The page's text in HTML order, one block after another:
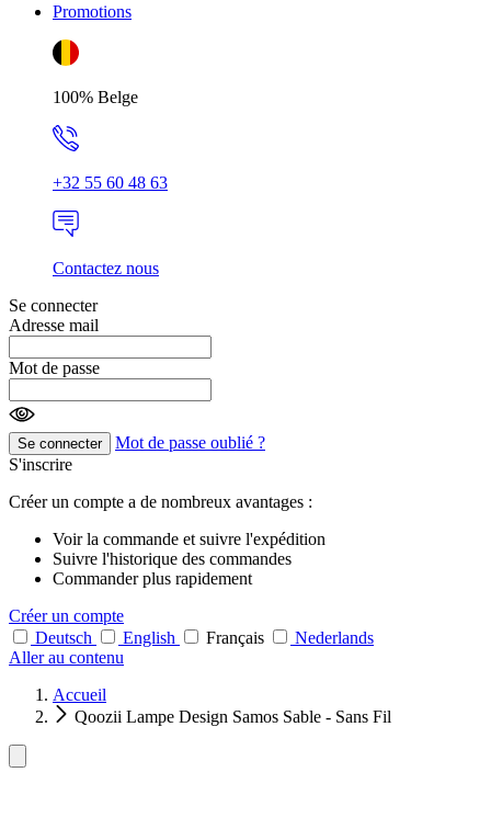
Promotions
100% Belge
+32 55 60 48 63
Contactez nous
Se connecter
Adresse mail
Mot de passe
Se connecter
Mot de passe oublié ?
S'inscrire
Créer un compte a de nombreux avantages :
Voir la commande et suivre l'expédition
Suivre l'historique des commandes
Commander plus rapidement
Créer un compte
Deutsch
English Français
Nederlands
Aller au contenu
Accueil
Qoozii Lampe Design Samos Sable - Sans Fil